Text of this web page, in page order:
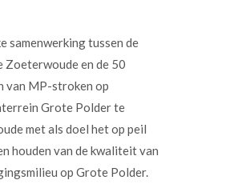
samenwerking tussen de
Zoeterwoude en de 50
van MP-stroken op
Grote Polder te
met als doel het op peil
houden van de kwaliteit van
op Grote Polder.